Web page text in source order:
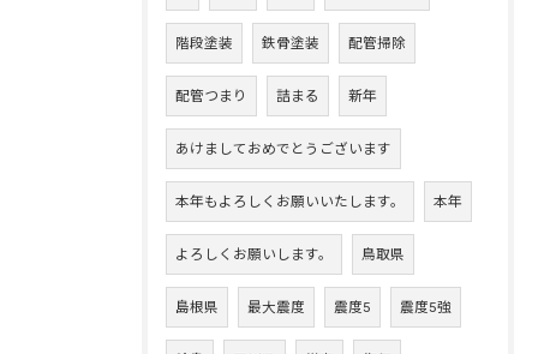
階段塗装 鉄骨塗装 配管掃除
配管つまり 詰まる 新年
あけましておめでとうございます
本年もよろしくお願いいたします。 本年
よろしくお願いします。 鳥取県
島根県 最大震度 震度5 震度5強